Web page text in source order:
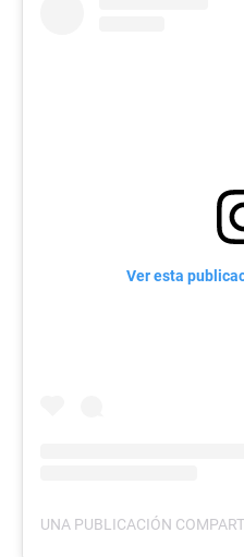
Ver esta